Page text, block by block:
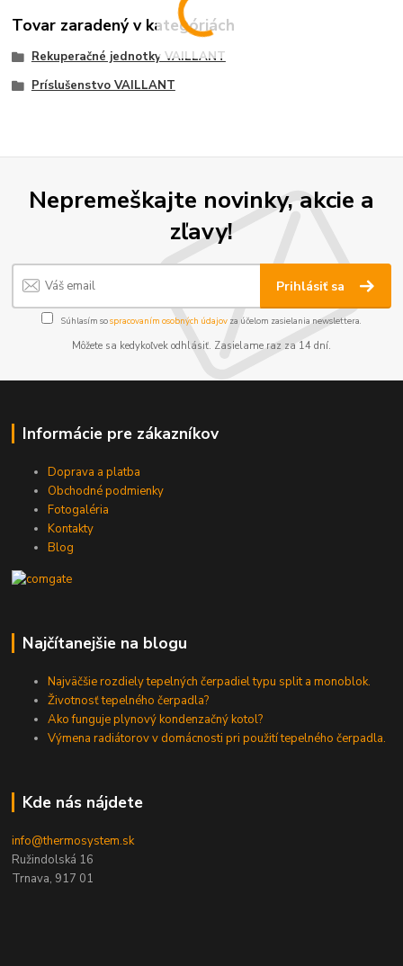
Tovar zaradený v kategóriách
Rekuperačné jednotky VAILLANT
Príslušenstvo VAILLANT
Nepremeškajte novinky, akcie a
zľavy!
Prihlásiť sa
Súhlasím sospracovaním osobných údajov za účelom zasielania newslettera.
Môžete sa kedykoľvek odhlásiť. Zasielame raz za 14 dní.
Informácie pre zákazníkov
Doprava a platba
Obchodné podmienky
Fotogaléria
Kontakty
Blog
Najčítanejšie na blogu
Najväčšie rozdiely tepelných čerpadiel typu split a monoblok.
Životnosť tepelného čerpadla?
Ako funguje plynový kondenzačný kotol?
Výmena radiátorov v domácnosti pri použití tepelného čerpadla.
Kde nás nájdete
info@thermosystem.sk
Ružindolská 16
Trnava, 917 01